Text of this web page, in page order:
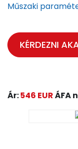
Műszaki
KÉRDEZNI
Ár:546 EURÁFA